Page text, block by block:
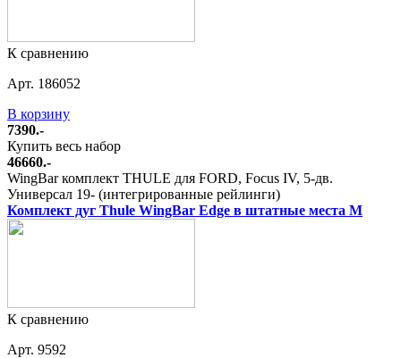
К сравнению
Арт. 186052
В корзину
7390.-
Купить весь набор
46660.-
WingBar комплект THULE для FORD, Focus IV, 5-дв.
Универсал 19- (интегрированные рейлинги)
Комплект дуг Thule WingBar Edge в штатные места M
К сравнению
Арт. 9592